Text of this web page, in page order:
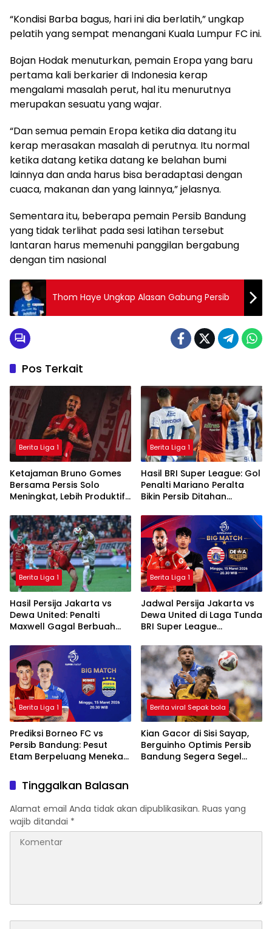
“Kondisi Barba bagus, hari ini dia berlatih,” ungkap
pelatih yang sempat menangani Kuala Lumpur FC ini.
Bojan Hodak menuturkan, pemain Eropa yang baru
pertama kali berkarier di Indonesia kerap
mengalami masalah perut, hal itu menurutnya
merupakan sesuatu yang wajar.
“Dan semua pemain Eropa ketika dia datang itu
kerap merasakan masalah di perutnya. Itu normal
ketika datang ketika datang ke belahan bumi
lainnya dan anda harus bisa beradaptasi dengan
cuaca, makanan dan yang lainnya,” jelasnya.
Sementara itu, beberapa pemain Persib Bandung
yang tidak terlihat pada sesi latihan tersebut
lantaran harus memenuhi panggilan bergabung
dengan tim nasional
Thom Haye Ungkap Alasan Gabung Persib
Pos Terkait
Berita Liga 1
Ketajaman Bruno Gomes
Bersama Persis Solo
Meningkat, Lebih Produktif
Padang
Berita Liga 1
Hasil BRI Super League: Gol
Penalti Mariano Peralta
Bikin Persib Ditahan
Berita Liga 1
Hasil Persija Jakarta vs
Dewa United: Penalti
Maxwell Gagal Berbuah
Ditahan Imbang
Berita Liga 1
Jadwal Persija Jakarta vs
Dewa United di Laga Tunda
BRI Super League
Berita Liga 1
Prediksi Borneo FC vs
Persib Bandung: Pesut
Etam Berpeluang Menekan
Berita viral Sepak bola
Kian Gacor di Sisi Sayap,
Berguinho Optimis Persib
Bandung Segera Segel
Tinggalkan Balasan
Alamat email Anda tidak akan dipublikasikan. Ruas yang
wajib ditandai *